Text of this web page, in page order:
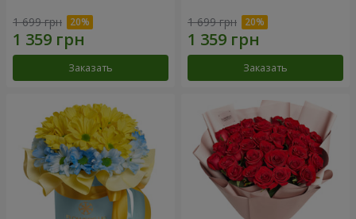
1 699 грн
Заказать
1 699 грн
Заказать